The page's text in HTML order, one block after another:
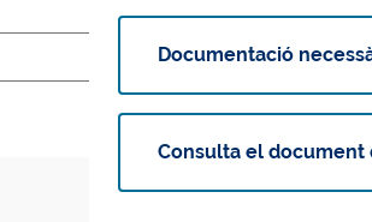
Documentació
Consulta el document